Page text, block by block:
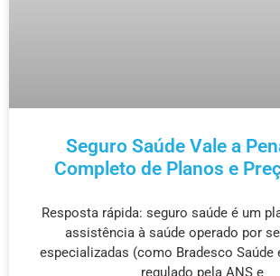
Seguro Saúde Vale a
Completo de Planos e
Resposta rápida: seguro saúde é um
assistência à saúde operado por
especializadas (como Bradesco Saúde
regulado pela ANS e